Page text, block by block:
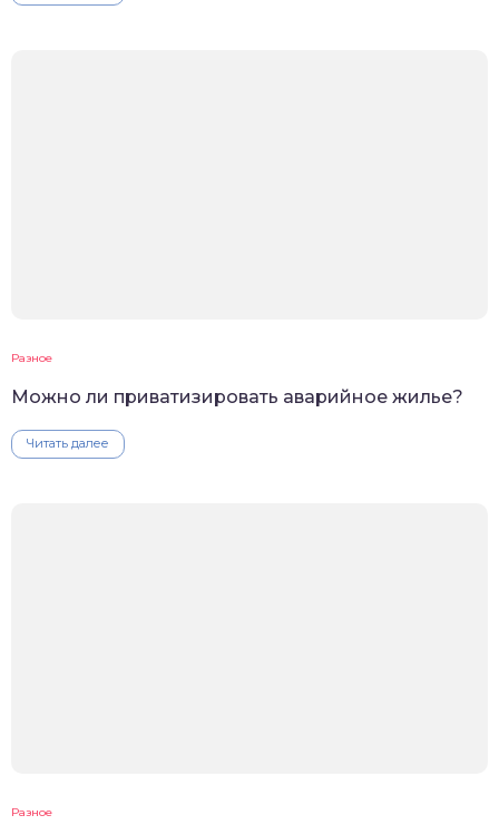
Разное
Можно ли приватизировать аварийное жилье?
Читать далее
Разное